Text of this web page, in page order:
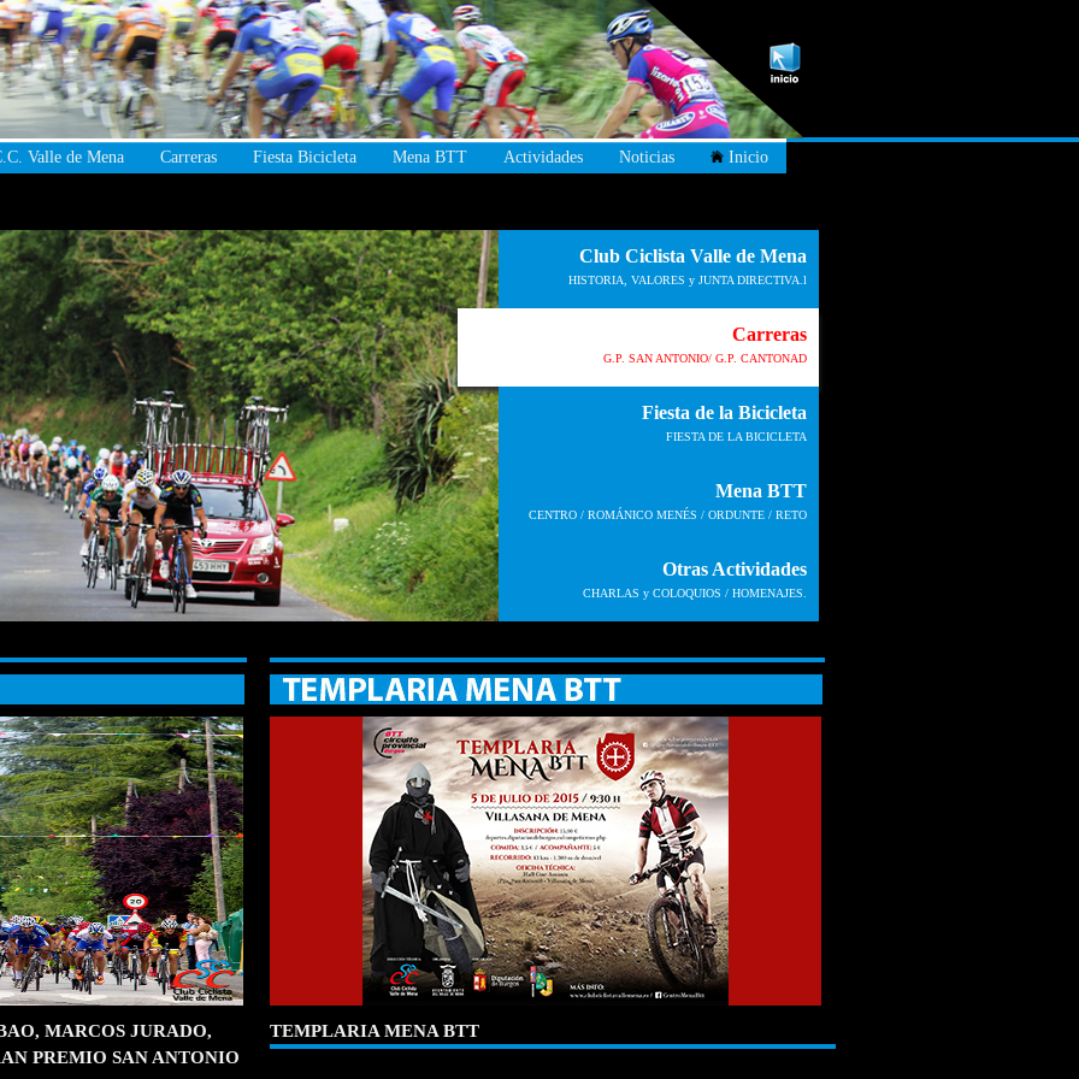
Valle de Mena Carreras Fiesta Bicicleta Mena BTT Actividades Noticias Inicio
Club Ciclista Valle de Mena
HISTORIA, VALORES y JUNTA DIRECTIVA.l
Carreras
G.P. SAN ANTONIO/ G.P. CANTONAD
Fiesta de la Bicicleta
FIESTA DE LA BICICLETA
Mena BTT
CENTRO / ROMÁNICO MENÉS / ORDUNTE / RETO
Otras Actividades
CHARLAS y COLOQUIOS / HOMENAJES.
MARCOS JURADO,
PREMIO SAN ANTONIO
TEMPLARIA MENA BTT